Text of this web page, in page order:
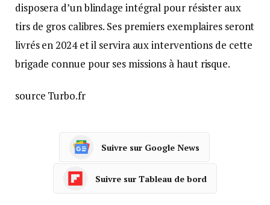
disposera d’un blindage intégral pour résister aux
tirs de gros calibres. Ses premiers exemplaires seront
livrés en 2024 et il servira aux interventions de cette
brigade connue pour ses missions à haut risque.
source Turbo.fr
Suivre sur Google News
Suivre sur Tableau de bord